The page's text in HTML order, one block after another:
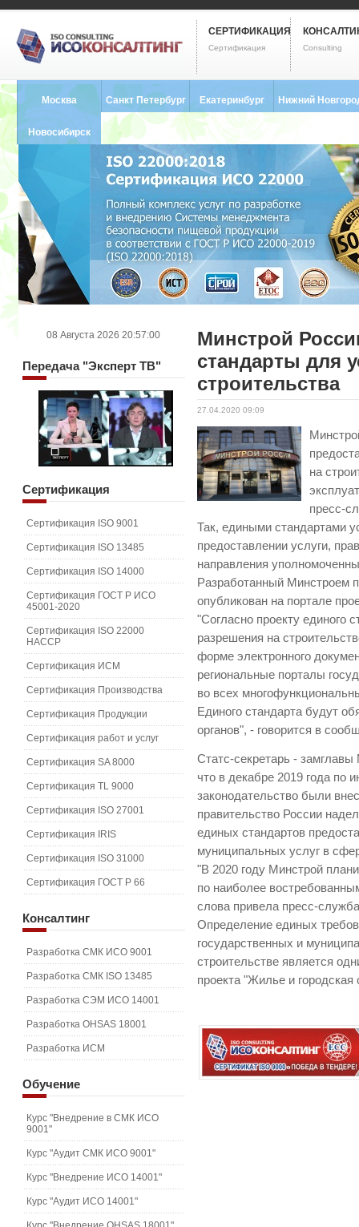
СЕРТИФИКАЦИЯ
Сертификация Consulting
Москва Санкт Петербург
8 (812) 748-2493
Екатеринбург
8 (343) 237-2593
Нижний
Новосибирск
Минстрой
стандарты для
строительства
27.04.2020 09:09
на
пресс-
Так, едиными стандартами
предоставлении услуги,
направления
Разработанный Минстроем
опубликован на портале
"Согласно проекту единого
разрешения на
форме электронного
региональные порталы
во всех
Единого стандарта будут
органов", - говорится в
Статс-секретарь -
что в декабре 2019 года по
законодательство были
правительство России
единых стандартов
муниципальных услуг в
"В 2020 году Минстрой
по наиболее
слова привела пресс-
Определение единых
государственных и
строительстве является
проекта "Жилье и городская
08 Августа 2026 20:57:00
Передача"Эксперт ТВ"
Сертификация
Сертификация ISO 9001
Сертификация ISO 13485
Сертификация ISO 14000
Сертификация ГОСТ Р ИСО
45001-2020
Сертификация ISO 22000
HACCP
Сертификация ИСМ
Сертификация Производства
Сертификация Продукции
Сертификация работ и услуг
Сертификация SA 8000
Сертификация TL 9000
Сертификация ISO 27001
Сертификация IRIS
Сертификация ISO 31000
Сертификация ГОСТ Р 66
Консалтинг
Разработка СМК ИСО 9001
Разработка СМК ISO 13485
Разработка СЭМ ИСО 14001
Разработка OHSAS 18001
Разработка ИСМ
Обучение
Курс "Внедрение в СМК ИСО
9001"
Курс "Аудит СМК ИСО 9001"
Курс "Внедрение ИСО 14001"
Курс "Аудит ИСО 14001"